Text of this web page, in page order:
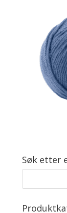
Søk etter